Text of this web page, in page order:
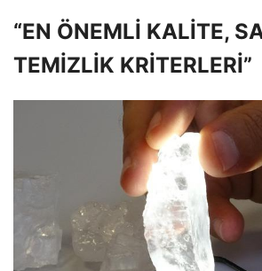
“EN ÖNEMLİ KALİTE,
TEMİZLİK KRİTERLERİ”